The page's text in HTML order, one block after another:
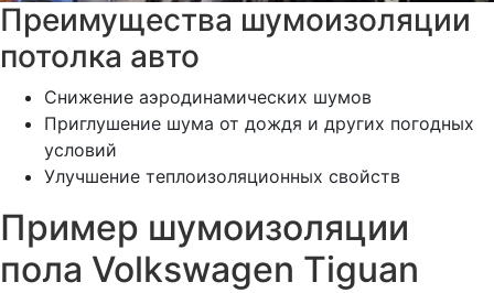
Преимущества шумоизоляции
потолка авто
Снижение аэродинамических шумов
Приглушение шума от дождя и других погодных
условий
Улучшение теплоизоляционных свойств
Пример шумоизоляции
пола Volkswagen Tiguan